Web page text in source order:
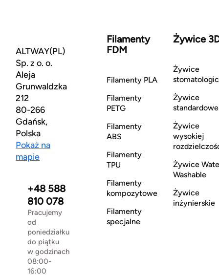
ALTWAY(PL)
Sp. z o. o.
Aleja
Grunwaldzka
212
80-266
Gdańsk,
Polska
Pokaż na
mapie
+48 588
810 078
Pracujemy
od
poniedziałku
do piątku
w godzinach
08:00-
16:00
Filamenty
FDM
Filamenty PLA
Filamenty
PETG
Filamenty
ABS
Filamenty
TPU
Filamenty
kompozytowe
Filamenty
specjalne
Żywice
Żywice
Żywice
standardowe
Żywice
wysokiej
Żywice
Washable
Żywice
inżynierskie